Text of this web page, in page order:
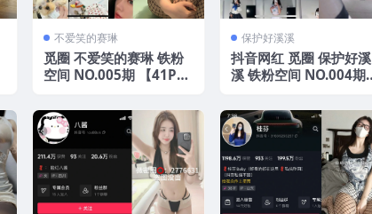
不爱笑的赛琳
觅圈 不爱笑的赛琳 铁粉
空间 NO.005期 【41P13
保护好溪溪
抖音网红 觅圈 保护好溪
溪 铁粉空间 NO.004期